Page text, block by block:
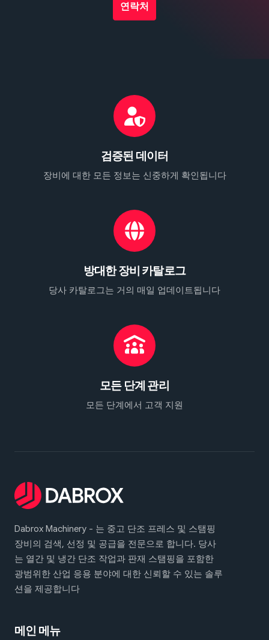
연락처
검증된 데이터
장비에 대한 모든 정보는 신중하게 확인됩니다
방대한 장비 카탈로그
당사 카탈로그는 거의 매일 업데이트됩니다
모든 단계 관리
모든 단계에서 고객 지원
Dabrox Machinery - 는 중고 단조 프레스 및 스탬핑
장비의 검색, 선정 및 공급을 전문으로 합니다. 당사
는 열간 및 냉간 단조 작업과 판재 스탬핑을 포함한
광범위한 산업 응용 분야에 대한 신뢰할 수 있는 솔루
션을 제공합니다
메인 메뉴